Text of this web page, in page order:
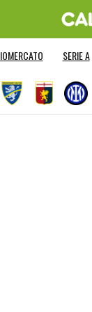
SERIE A